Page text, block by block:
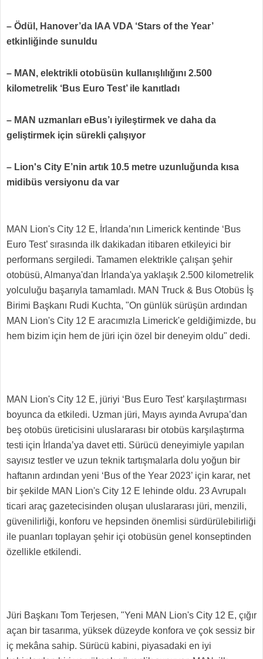
– Ödül, Hanover’da IAA VDA ‘Stars of the Year’
etkinliğinde sunuldu
– MAN, elektrikli otobüsün kullanışlılığını 2.500
kilometrelik ‘Bus Euro Test’ ile kanıtladı
– MAN uzmanları eBus’ı iyileştirmek ve daha da
geliştirmek için sürekli çalışıyor
– Lion's City E’nin artık 10.5 metre uzunluğunda kısa
midibüs versiyonu da var
MAN Lion's City 12 E, İrlanda’nın Limerick kentinde ‘Bus
Euro Test’ sırasında ilk dakikadan itibaren etkileyici bir
performans sergiledi. Tamamen elektrikle çalışan şehir
otobüsü, Almanya'dan İrlanda'ya yaklaşık 2.500 kilometrelik
yolculuğu başarıyla tamamladı. MAN Truck & Bus Otobüs İş
Birimi Başkanı Rudi Kuchta, "On günlük sürüşün ardından
MAN Lion's City 12 E aracımızla Limerick'e geldiğimizde, bu
hem bizim için hem de jüri için özel bir deneyim oldu" dedi.
MAN Lion's City 12 E, jüriyi ‘Bus Euro Test’ karşılaştırması
boyunca da etkiledi. Uzman jüri, Mayıs ayında Avrupa’dan
beş otobüs üreticisini uluslararası bir otobüs karşılaştırma
testi için İrlanda’ya davet etti. Sürücü deneyimiyle yapılan
sayısız testler ve uzun teknik tartışmalarla dolu yoğun bir
haftanın ardından yeni ‘Bus of the Year 2023’ için karar, net
bir şekilde MAN Lion's City 12 E lehinde oldu. 23 Avrupalı
ticari araç gazetecisinden oluşan uluslararası jüri, menzili,
güvenilirliği, konforu ve hepsinden önemlisi sürdürülebilirliği
ile puanları toplayan şehir içi otobüsün genel konseptinden
özellikle etkilendi.
Jüri Başkanı Tom Terjesen, "Yeni MAN Lion's City 12 E, çığır
açan bir tasarıma, yüksek düzeyde konfora ve çok sessiz bir
iç mekâna sahip. Sürücü kabini, piyasadaki en iyi